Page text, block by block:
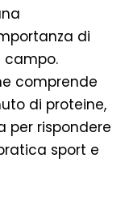
di
campo.
comprende
di proteine,
per rispondere
sport e